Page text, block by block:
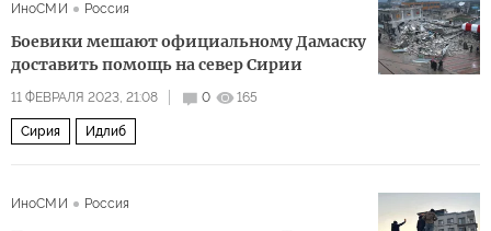
ИноСМИ Россия
Боевики мешают официальному Дамаску
доставить помощь на север Сирии
11 ФЕВРАЛЯ 2023, 21:08 0 165
Сирия Идлиб
ИноСМИ Россия